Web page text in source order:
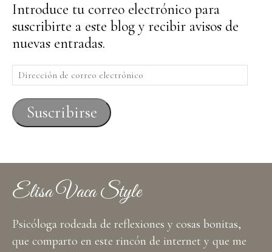
Introduce tu correo electrónico para
suscribirte a este blog y recibir avisos de
nuevas entradas.
Dirección
de
correo
electrónico
Suscribirse
Elisa Vaca Style
Psicóloga rodeada de reflexiones y cosas bonitas,
que comparto en este rincón de internet y que me